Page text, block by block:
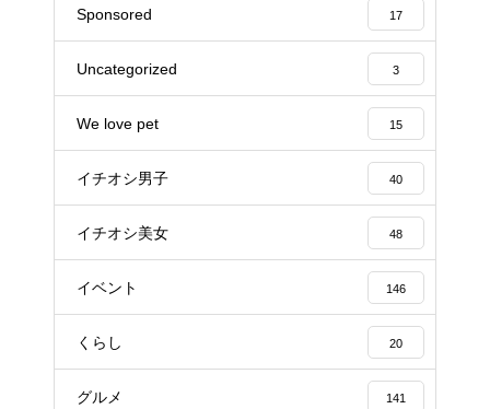
Sponsored 17
Uncategorized 3
We love pet 15
イチオシ男子 40
イチオシ美女 48
イベント 146
くらし 20
グルメ 141